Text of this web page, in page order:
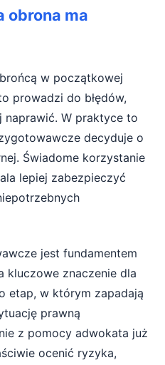
obrona ma
w początkowej
prowadzi do błędów,
naprawić. W praktyce to
decyduje o
Świadome korzystanie
lepiej zabezpieczyć
jest fundamentem
kluczowe znaczenie dla
etap, w którym zapadają
prawną
z pomocy adwokata już
ocenić ryzyka,